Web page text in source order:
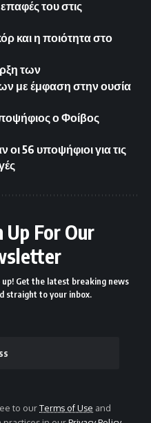
του στις
και η ποιότητα στο
των
με έμφαση στην ουσία
ο Φοίβος
οι 56 υποψήφιοι για τις
Up For Our
up! Get the latest breaking news
straight to your inbox.
to ourTerms of Use and